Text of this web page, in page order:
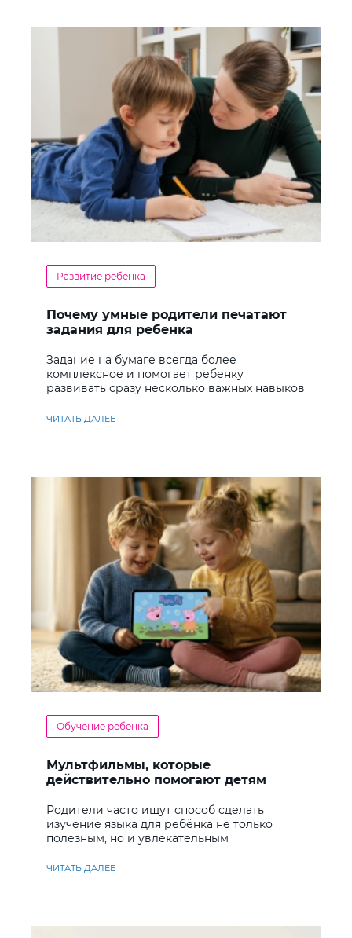
Развитие ребенка
Почему умные родители печатают
задания для ребенка
Задание на бумаге всегда более
комплексное и помогает ребенку
развивать сразу несколько важных навыков
ЧИТАТЬ ДАЛЕЕ
Обучение ребенка
Мультфильмы, которые
действительно помогают детям
Родители часто ищут способ сделать
изучение языка для ребёнка не только
полезным, но и увлекательным
ЧИТАТЬ ДАЛЕЕ